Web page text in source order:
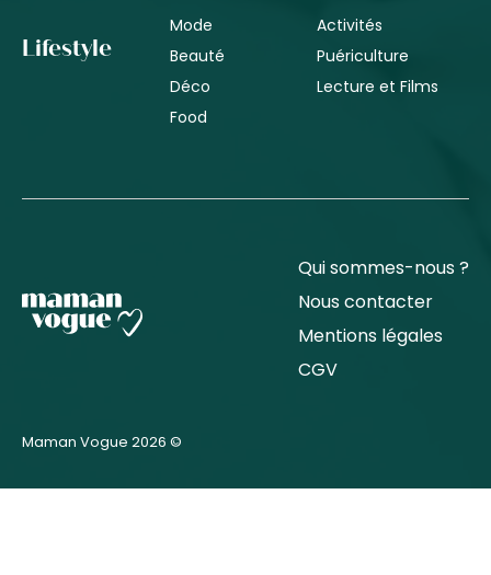
Lifestyle
Mode
Beauté
Déco
Food
Activités
Puériculture
Lecture et Films
Qui sommes-nous ?
Nous contacter
Mentions légales
CGV
Maman Vogue 2026 ©